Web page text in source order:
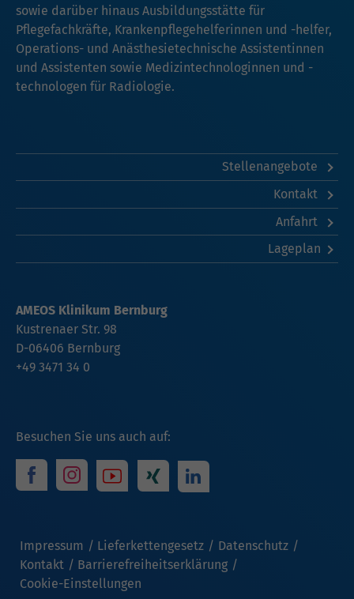
sowie darüber hinaus Ausbildungsstätte für
Pflegefachkräfte, Krankenpflegehelferinnen und -helfer,
Operations- und Anästhesietechnische Assistentinnen
und Assistenten sowie Medizintechnologinnen und -
technologen für Radiologie.
Stellenangebote
Kontakt
Anfahrt
Lageplan
Besuchen Sie uns auch auf:
Impressum Lieferkettengesetz
Datenschutz
Kontakt
Barrierefreiheitserklärung
Cookie-Einstellungen
AMEOS Klinikum Bernburg
Kustrenaer Str. 98
D-06406 Bernburg
+49 3471 34 0